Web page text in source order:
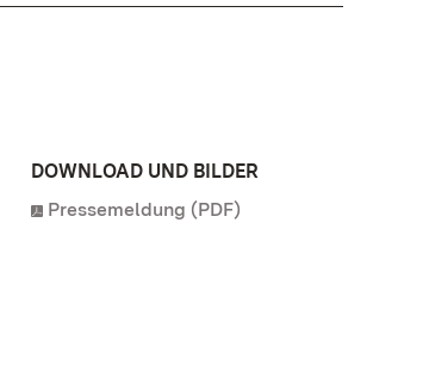
DOWNLOAD UND BILDER
Pressemeldung (PDF)